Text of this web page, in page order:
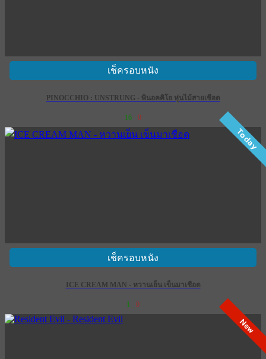
เช็ครอบหนัง
PINOCCHIO : UNSTRUNG - พินอคคิโอ หุ่นไม้สายเชือด
16 0
Today
เช็ครอบหนัง
ICE CREAM MAN - หวานเย็น เข็นมาเชือด
1 0
New